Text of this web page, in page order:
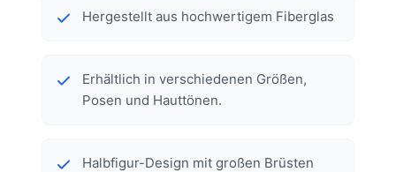
Hergestellt aus hochwertigem Fiberglas
Erhältlich in verschiedenen Größen,
Posen und Hauttönen.
Halbfigur-Design mit großen Brüsten